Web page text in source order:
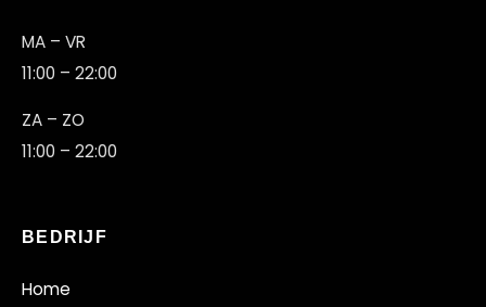
MA – VR
11:00 – 22:00
ZA – ZO
11:00 – 22:00
BEDRIJF
Home